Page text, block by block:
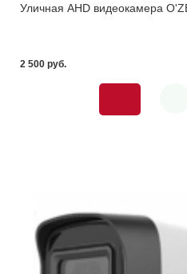
Уличная AHD видеокамера
2 500 pуб.